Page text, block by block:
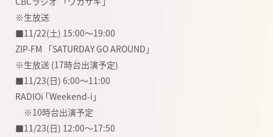
※生放送
■11/22(土) 15:00〜19:00
ZIP-FM 「SATURDAY GO AROUND」
※生放送 (17時台出演予定)
■11/23(日) 6:00〜11:00
RADIOi ｢Weekend-i｣
※10時台出演予定
■11/23(日) 12:00〜17:50